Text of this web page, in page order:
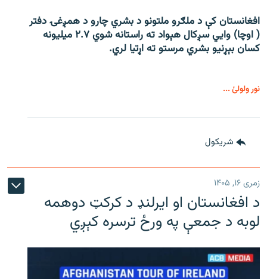
افغانستان کې د ملګرو ملتونو د بشري چارو د همږغۍ دفتر
( اوچا) وايي سږکال هېواد ته راستانه شوي ۲.۷ میلیونه
کسان بېړنیو بشري مرستو ته اړتیا لري.
نور ولولئ ...
شريکول
زمری ۱۶, ۱۴۰۵
د افغانستان او ایرلنډ د کرکټ دوهمه
لوبه د جمعې په ورځ ترسره کېږي